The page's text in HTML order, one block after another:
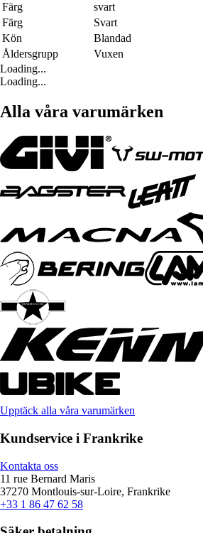
Färg
svart
Färg
Svart
Kön
Blandad
Åldersgrupp
Vuxen
Loading...
Loading...
Alla våra varumärken
Upptäck alla våra varumärken
Kundservice i Frankrike
Kontakta oss
11 rue Bernard Maris
37270 Montlouis-sur-Loire, Frankrike
+33 1 86 47 62 58